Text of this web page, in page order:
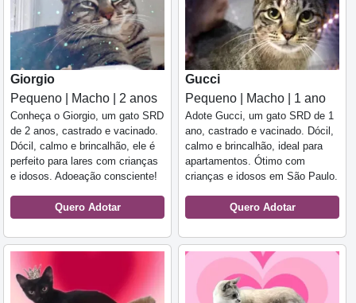
Giorgio
Pequeno | Macho | 2 anos
Conheça o Giorgio, um gato SRD
de 2 anos, castrado e vacinado.
Dócil, calmo e brincalhão, ele é
perfeito para lares com crianças
e idosos. Adoeação consciente!
Quero Adotar
Gucci
Pequeno | Macho | 1 ano
Adote Gucci, um gato SRD de 1
ano, castrado e vacinado. Dócil,
calmo e brincalhão, ideal para
apartamentos. Ótimo com
crianças e idosos em São Paulo.
Quero Adotar